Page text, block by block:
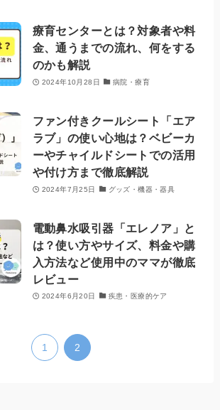
療育センターとは？対象者や料
金、通うまでの流れ、何をする
のかも解説
2024年10月28日 病院・療育
ファン付きクールシート「エア
ラブ」の使い心地は？ベビーカ
ーやチャイルドシートでの活用
や付け方まで徹底解説
2024年7月25日 グッズ・機器・器具
電動鼻水吸引器「エレノア」と
は？使い方やサイズ、料金や購
入方法など使用中のママが徹底
レビュー
2024年6月20日 疾患・医療的ケア
1 2